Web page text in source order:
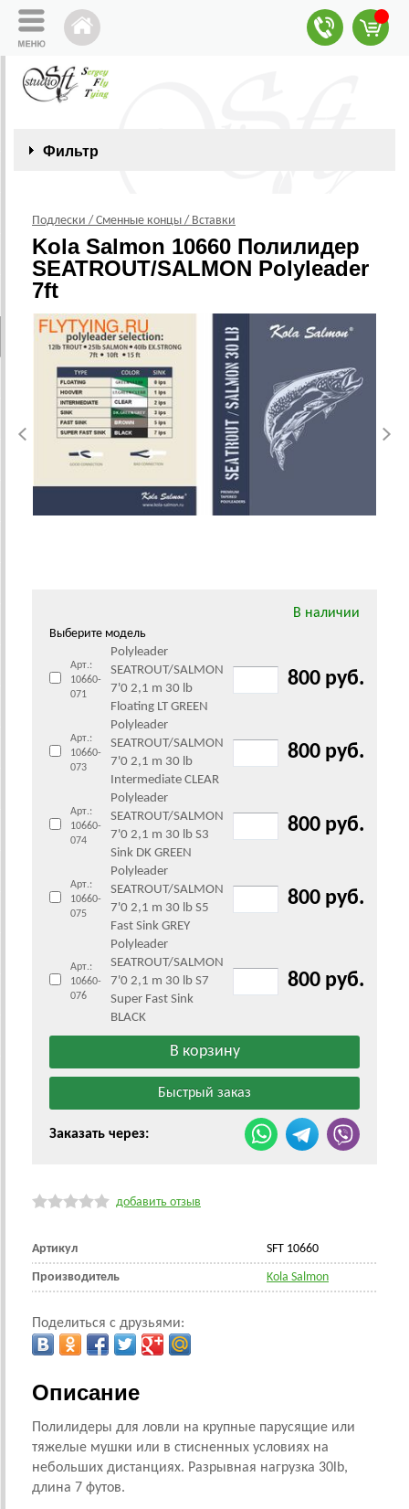
Фильтр
Подлески / Сменные концы / Вставки
Kola Salmon 10660 Полилидер
SEATROUT/SALMON Polyleader
7ft
В наличии
Выберите модель
Арт.:
10660-
071
Polyleader
SEATROUT/SALMON
7'0 2,1 m 30 lb
Floating LT GREEN
800 руб.
Арт.:
10660-
073
Polyleader
SEATROUT/SALMON
7'0 2,1 m 30 lb
Intermediate CLEAR
800 руб.
Арт.:
10660-
074
Polyleader
SEATROUT/SALMON
7'0 2,1 m 30 lb S3
Sink DK GREEN
800 руб.
Арт.:
10660-
075
Polyleader
SEATROUT/SALMON
7'0 2,1 m 30 lb S5
Fast Sink GREY
800 руб.
Арт.:
10660-
076
Polyleader
SEATROUT/SALMON
7'0 2,1 m 30 lb S7
Super Fast Sink
BLACK
800 руб.
Заказать через:
добавить отзыв
Артикул SFT 10660
Производитель Kola Salmon
Поделиться с друзьями:
Описание
Полилидеры для ловли на крупные парусящие или
тяжелые мушки или в стисненных условиях на
небольших дистанциях. Разрывная нагрузка 30lb,
длина 7 футов.